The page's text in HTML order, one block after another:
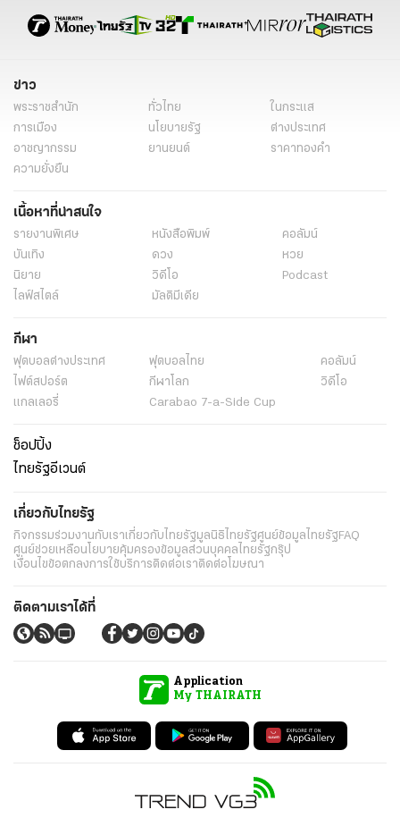
ข่าว
พระราชสำนัก ทั่วไทย
ในกระแส
การเมือง
นโยบายรัฐ
ต่างประเทศ
อาชญากรรม
ยานยนต์
ราคาทองคำ
ความยั่งยืน
เนื้อหาที่น่าสนใจ
รายงานพิเศษ หนังสือพิมพ์
คอลัมน์
บันเทิง
ดวง
หวย
นิยาย
วิดีโอ
Podcast
ไลฟ์สไตล์
มัลติมีเดีย
กีฬา
ฟุตบอลต่่างประเทศ ฟุตบอลไทย
คอลัมน์
ไฟต์สปอร์ต
กีฬาโลก
วิดีโอ
แกลเลอรี่
Carabao 7-a-Side Cup
ช็อปปิ้ง
ไทยรัฐอีเวนต์
เกี่ยวกับไทยรัฐ
กิจกรรมร่วมงานกับเราเกี่ยวกับไทยรัฐมูลนิธิไทยรัฐศูนย์ข้อมูลไทยรัฐFAQ
ศูนย์ช่วยเหลือนโยบายคุ้มครองข้อมูลส่วนบุคคลไทยรัฐกรุ๊ป
เงื่อนไขข้อตกลงการใช้บริการติดต่อเราติดต่อโฆษณา
ติดตามเราได้ที่
Application
My THAIRATH